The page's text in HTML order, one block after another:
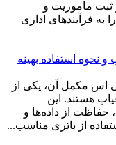
ثبت ماموریت و
فرآیندهای اداری
نحوه استفاده بهینه
اس مکمل آن، یکی از
هستند. این
از داده‌ها و
از باتری مناسب...